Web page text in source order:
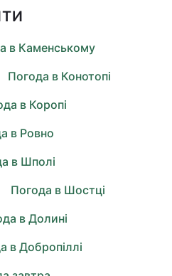
в Каменському
Погода в Конотопі
в Коропі
в Ровно
в Шполі
Погода в Шостці
в Долині
в Добропіллі